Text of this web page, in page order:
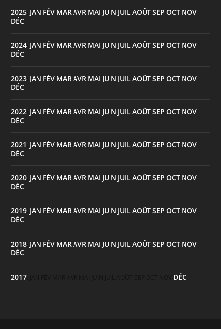
2025 JAN FÉV MARAVR MAI JUIN JUILAOÛTSEP OCT NOV
DÉC
2024 JAN FÉV MARAVR MAI JUIN JUILAOÛTSEP OCT NOV
DÉC
2023 JAN FÉV MARAVR MAI JUIN JUILAOÛTSEP OCT NOV
DÉC
2022 JAN FÉV MARAVR MAI JUIN JUILAOÛTSEP OCT NOV
DÉC
2021 JAN FÉV MARAVR MAI JUIN JUILAOÛTSEP OCT NOV
DÉC
2020 JAN FÉV MARAVR MAI JUIN JUILAOÛTSEP OCT NOV
DÉC
2019 JAN FÉV MARAVR MAI JUIN JUILAOÛTSEP OCT NOV
DÉC
2018 JAN FÉV MARAVR MAI JUIN JUILAOÛTSEP OCT NOV
DÉC
2017 DÉC